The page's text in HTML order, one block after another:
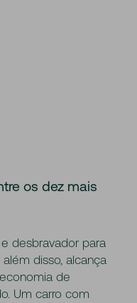
os dez mais
desbravador para
disso, alcança
de
Um carro com